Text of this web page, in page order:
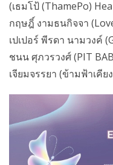
(เธมโป้ (ThamePo)
กฤษฎิ์ งามธนกิจจา
เปเปอร์ พีรดา นามวงค์
ชนน ศุภวรวงศ์ (PIT
เจียมจรรยา (ข้ามฟ้าเคีย